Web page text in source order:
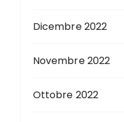
Dicembre 2022
Novembre 2022
Ottobre 2022